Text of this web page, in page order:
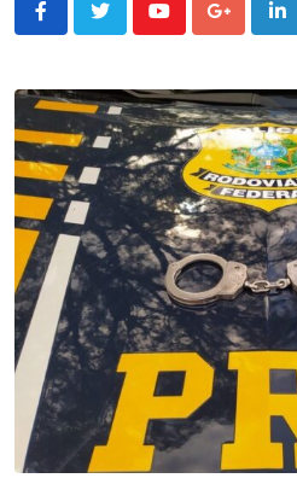
YoutubeGoogle+